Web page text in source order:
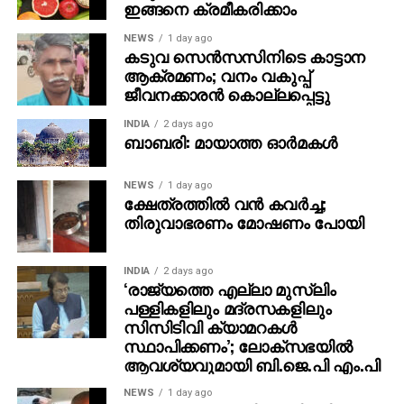
സമയം കണ്ടത്തിയിരുന്നു
പത്മഭൂഷണ്‍, ജ്ഞാനപീഠം, എഴുത്തച്ഛന്‍ പുരസ്‌കാരം,
ജെ സി ഡാനിയേല്‍ പുരസ്‌കാരം, പ്രഥമ കേരള
ജ്യോതി പുരസ്‌കാരം, കേരള നിയമസഭ പുരസ്‌കാരം
തുടങ്ങി പുരസ്‌കാരങ്ങളുടെ നിറവ്’എം ടി’ എന്ന
രണ്ടക്ഷരത്തെ മലയാള സാഹിത്യ നഭസ്സില്‍
അനശ്വരനാക്കി നിര്‍ത്തി. സാധാരണക്കാരുടെ
ജീവിതയാത്രകളെയും വേദനകളെയും തന്‍മയത്വം
ചോരാതെ മലയാളി ആസ്വദിച്ചു വായിച്ചു. പ്രവാസ
ലോകത്തെ ജീവിതത്തിരക്കുകളിലേക്ക് പോവേണ്ടി
വന്നപ്പോഴും മനസ്സിന്റെ ഒരു കോണില്‍ എം.ടിയുടെ
ലോകങ്ങള്‍ എന്നും നിറഞ്ഞു നിന്നു.
പ്രവാസികളുമായി അദ്ദേഹം വലിയ ബന്ധം
പുലര്‍ത്തിയിരുന്നു. വിവിധ കാലങ്ങളില്‍ അദ്ദേഹവും
മരുഭൂമിയിലെ മരുപ്പച്ചയില്‍ ജീവിതപ്പച്ച തേടെയെത്തിയ
മലയാള സമൂഹത്തെ
സന്ദര്‍ശിക്കാനെത്തിക്കൊണ്ടിരുന്നു.
ഇങ്ങനെ ക്രമീകരിക്കാം
NEWS 1 day ago
കടുവ സെന്‍സസിനിടെ കാട്ടാന
ആക്രമണം; വനം വകുപ്പ്
ജീവനക്കാരന്‍ കൊല്ലപ്പെട്ടു
INDIA 2 days ago
ബാബരി: മായാത്ത ഓര്‍മകള്‍
NEWS 1 day ago
ക്ഷേത്രത്തില്‍ വന്‍ കവര്‍ച്ച;
തിരുവാഭരണം മോഷണം പോയി
INDIA 2 days ago
‘രാജ്യത്തെ എല്ലാ മുസ്‌ലിം
പള്ളികളിലും മദ്രസകളിലും
സിസിടിവി ക്യാമറകള്‍
സ്ഥാപിക്കണം’; ലോക്‌സഭയില്‍
ആവശ്യവുമായി ബി.ജെ.പി എം.പി
NEWS 1 day ago